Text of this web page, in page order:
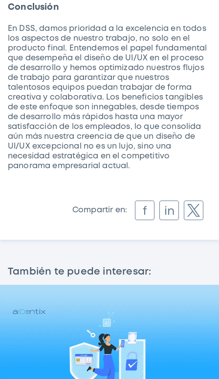
Conclusión
En DSS, damos prioridad a la excelencia en todos
los aspectos de nuestro trabajo, no solo en el
producto final. Entendemos el papel fundamental
que desempeña el diseño de UI/UX en el proceso
de desarrollo y hemos optimizado nuestros flujos
de trabajo para garantizar que nuestros
talentosos equipos puedan trabajar de forma
creativa y colaborativa. Los beneficios tangibles
de este enfoque son innegables, desde tiempos
de desarrollo más rápidos hasta una mayor
satisfacción de los empleados, lo que consolida
aún más nuestra creencia de que un diseño de
UI/UX excepcional no es un lujo, sino una
necesidad estratégica en el competitivo
panorama empresarial actual.
Compartir en: f in
También te puede interesar: